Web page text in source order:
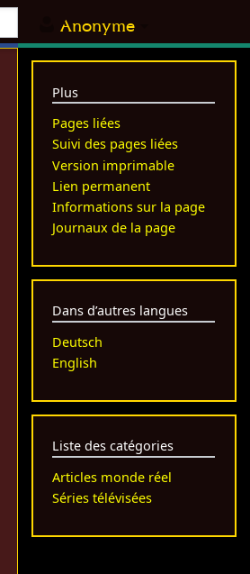
Anonyme
Plus
Pages liées
Suivi des pages liées
Version imprimable
Lien permanent
Informations sur la page
Journaux de la page
Dans d’autres langues
Deutsch
English
Liste des catégories
Articles monde réel
Séries télévisées